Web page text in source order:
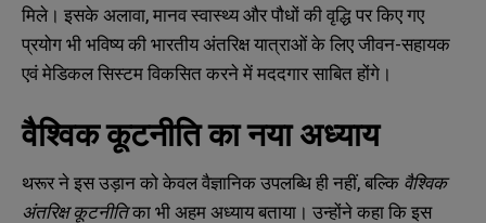
मिले। इसके अलावा, मानव स्वास्थ्य और पौधों की वृद्धि पर किए गए
प्रयोग भी भविष्य की भारतीय अंतरिक्ष यात्राओं के लिए जीवन-सहायक
एवं मेडिकल सिस्टम विकसित करने में मददगार साबित होंगे।
वैश्विक कूटनीति का नया अध्याय
थरूर ने इस उड़ान को केवल वैज्ञानिक उपलब्धि ही नहीं, बल्कि वैश्विक
अंतरिक्ष कूटनीतिका भी अहम अध्याय बताया। उन्होंने कहा कि इस